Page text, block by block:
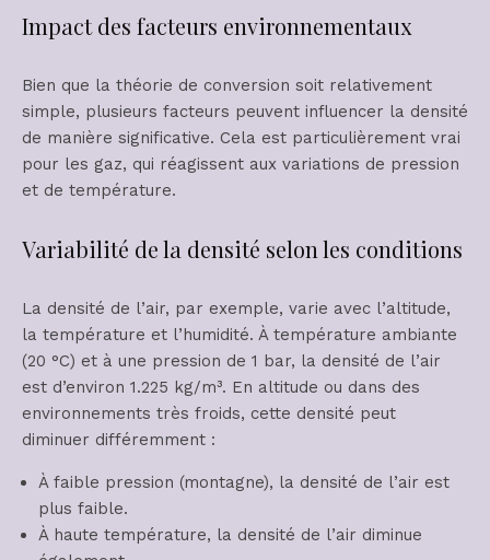
Impact des facteurs environnementaux
Bien que la théorie de conversion soit relativement
simple, plusieurs facteurs peuvent influencer la densité
de manière significative. Cela est particulièrement vrai
pour les gaz, qui réagissent aux variations de pression
et de température.
Variabilité de la densité selon les conditions
La densité de l’air, par exemple, varie avec l’altitude,
la température et l’humidité. À température ambiante
(20 °C) et à une pression de 1 bar, la densité de l’air
est d’environ 1.225 kg/m³. En altitude ou dans des
environnements très froids, cette densité peut
diminuer différemment :
À faible pression (montagne), la densité de l’air est
plus faible.
À haute température, la densité de l’air diminue